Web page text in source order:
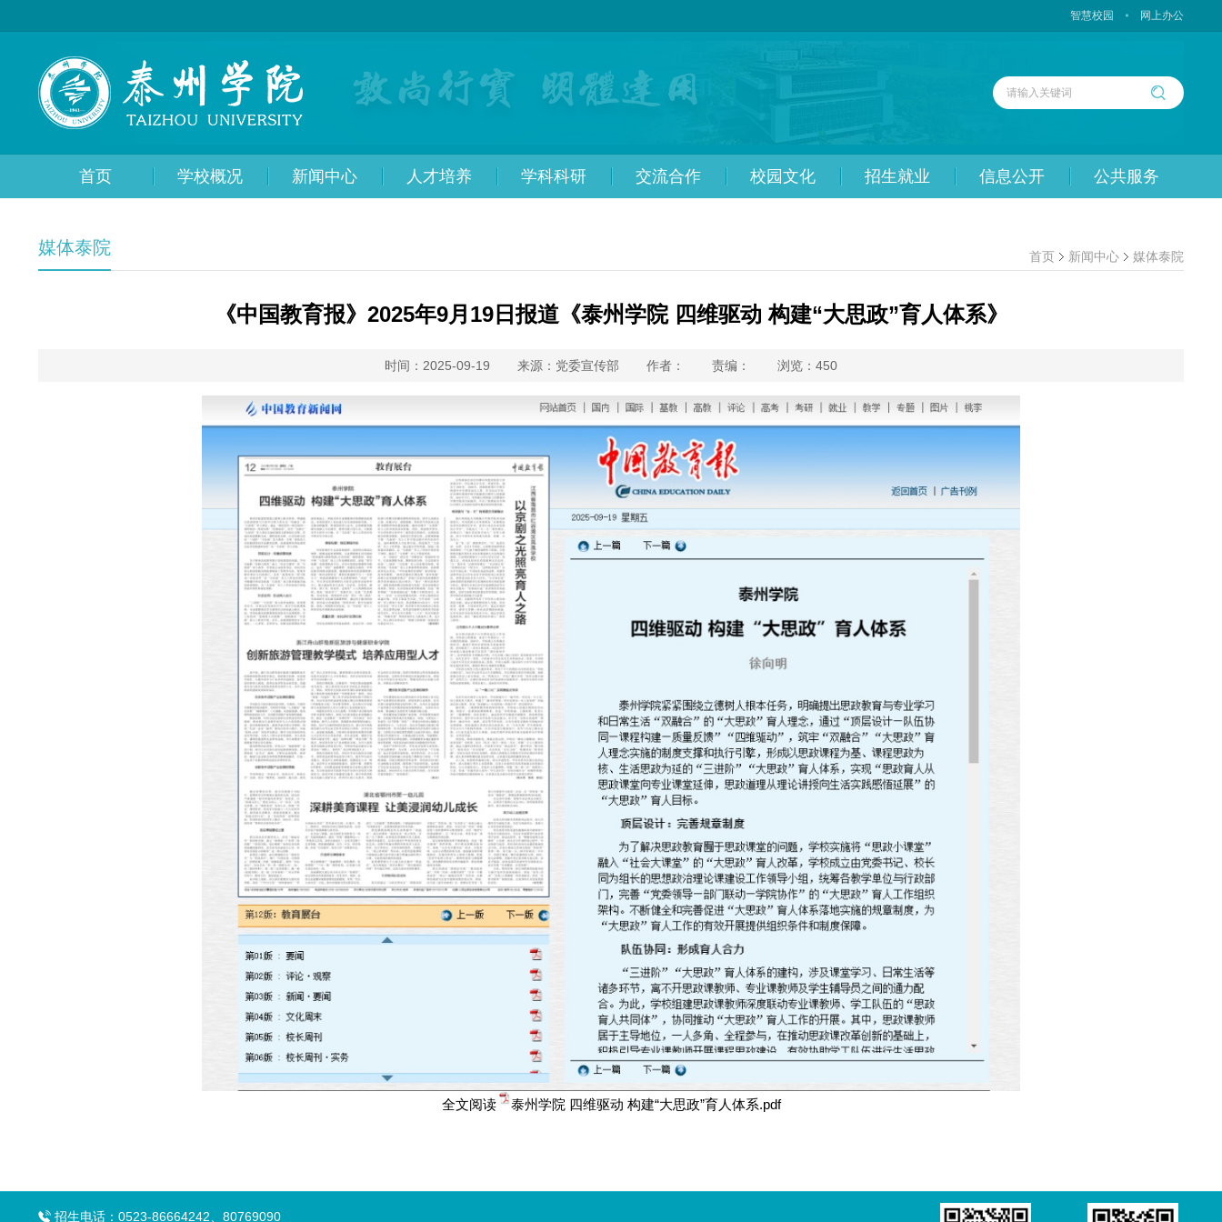
智慧校园 网上办公
首页 学校概况 新闻中心 人才培养 学科科研 交流合作 校园文化 招生就业 信息公开 公共服务
首页 新闻中心 媒体泰院
媒体泰院
《中国教育报》2025年9月19日报道《泰州学院 四维驱动 构建“大思政”育人体系》
时间：2025-09-19 来源：党委宣传部 作者： 责编： 浏览： 450
全文阅读 泰州学院 四维驱动 构建“大思政”育人体系.pdf
招生电话：0523-86664242、80769090